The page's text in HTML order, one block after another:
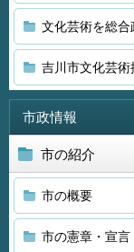
文化芸術を総
吉川市文化芸
市政情報
市の紹介
市の概要
市の憲章・宣言